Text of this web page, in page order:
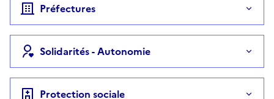
Préfectures
Solidarités - Autonomie
Protection sociale